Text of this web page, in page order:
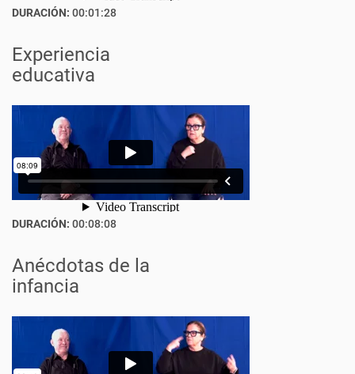
DURACIÓN: 00:01:28
Experiencia
educativa
DURACIÓN: 00:08:08
Anécdotas de la
infancia